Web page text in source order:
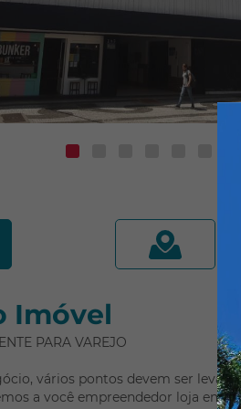
Mundo
Quitéria
Imóvel
PARA VAREJO
vários pontos devem ser
a você empreendedor loja em
38658.003